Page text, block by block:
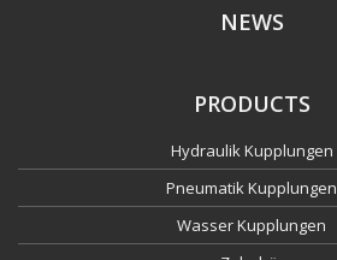
NEWS
PRODUCTS
Hydraulik Kupplungen
Pneumatik Kupplungen
Wasser Kupplungen